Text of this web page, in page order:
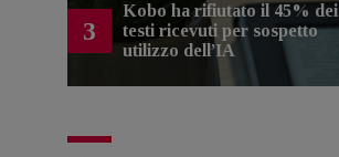
3
Kobo ha rifiutato il 45% dei
testi ricevuti per sospetto
utilizzo dell’IA